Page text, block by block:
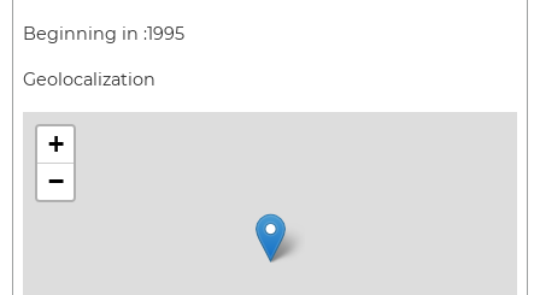
Beginning in :1995
Geolocalization
+
−